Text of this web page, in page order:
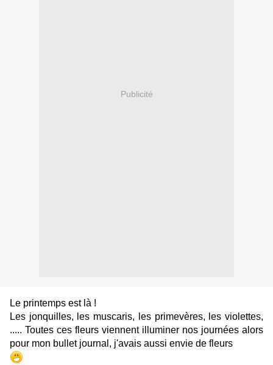
Publicité
Le printemps est là !
Les jonquilles, les muscaris, les primevères, les violettes,
..... Toutes ces fleurs viennent illuminer nos journées alors
pour mon bullet journal, j'avais aussi envie de fleurs